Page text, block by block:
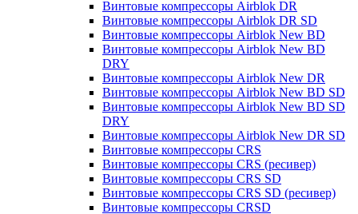
Винтовые компрессоры Airblok DR
Винтовые компрессоры Airblok DR SD
Винтовые компрессоры Airblok New BD
Винтовые компрессоры Airblok New BD
DRY
Винтовые компрессоры Airblok New DR
Винтовые компрессоры Airblok New BD SD
Винтовые компрессоры Airblok New BD SD
DRY
Винтовые компрессоры Airblok New DR SD
Винтовые компрессоры CRS
Винтовые компрессоры CRS (ресивер)
Винтовые компрессоры CRS SD
Винтовые компрессоры CRS SD (ресивер)
Винтовые компрессоры CRSD